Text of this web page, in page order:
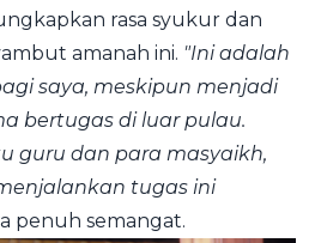
rasa syukur dan
amanah ini. "Ini adalah
saya, meskipun menjadi
bertugas di luar pulau.
guru dan para masyaikh,
tugas ini
penuh semangat.